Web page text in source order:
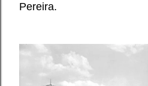
Pereira.